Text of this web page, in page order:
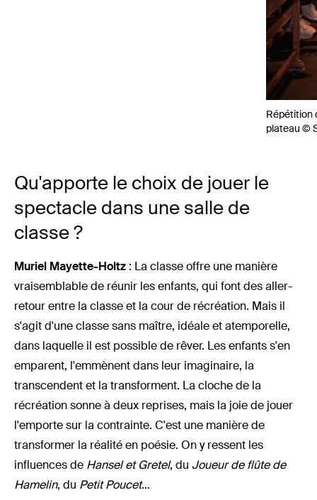
Répétition
plateau ©
Qu'apporte le choix de jouer le
spectacle dans une salle de
classe ?
Muriel Mayette-Holtz : La classe offre une manière
vraisemblable de réunir les enfants, qui font des aller-
retour entre la classe et la cour de récréation. Mais il
s'agit d'une classe sans maître, idéale et atemporelle,
dans laquelle il est possible de rêver. Les enfants s'en
emparent, l'emmènent dans leur imaginaire, la
transcendent et la transforment. La cloche de la
récréation sonne à deux reprises, mais la joie de jouer
l'emporte sur la contrainte. C'est une manière de
transformer la réalité en poésie. On y ressent les
influences de Hansel et Gretel, du Joueur de flûte de
Hamelin, du Petit Poucet…